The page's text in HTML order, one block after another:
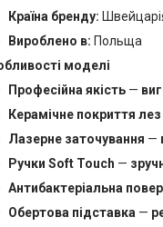
Країна бренду:
Вироблено в: Польща
моделі
Професійна якість —
Керамічне покриття лез
Лазерне заточування —
Ручки Soft Touch —
Антибактеріальна
Обертова підставка —